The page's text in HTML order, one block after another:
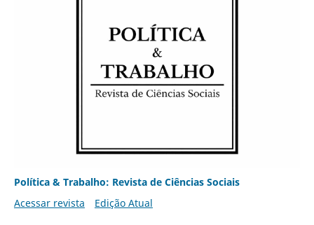
Política & Trabalho: Revista de Ciências Sociais
Acessar revista
Edição Atual